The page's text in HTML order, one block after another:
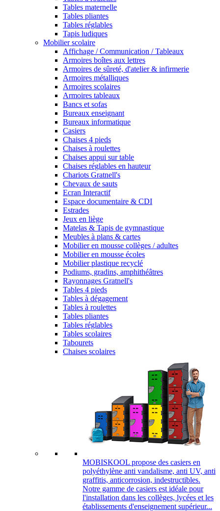
Tables maternelle
Tables pliantes
Tables réglables
Tapis ludiques
Mobilier scolaire
Affichage / Communication / Tableaux
Armoires boîtes aux lettres
Armoires de sûreté, d'atelier & infirmerie
Armoires métalliques
Armoires scolaires
Armoires tableaux
Bancs et sofas
Bureaux enseignant
Bureaux informatique
Casiers
Chaises 4 pieds
Chaises à roulettes
Chaises appui sur table
Chaises réglables en hauteur
Chariots Gratnell's
Chevaux de sauts
Ecran Interactif
Espace documentaire & CDI
Estrades
Jeux en liège
Matelas & Tapis de gymnastique
Meubles à plans & cartes
Mobilier en mousse collèges / adultes
Mobilier en mousse écoles
Mobilier plastique recyclé
Podiums, gradins, amphithéâtres
Rayonnages Gratnell's
Tables 4 pieds
Tables à dégagement
Tables à roulettes
Tables pliantes
Tables réglables
Tables scolaires
Tabourets
Chaises scolaires
MOBISKOOL propose des casiers en
polyéthylène anti vandalisme, anti UV, anti
graffitis, anticorrosion, indestructibles.
Notre gamme de casiers est idéale pour
l'installation dans les collèges, lycées et les
établissements d'enseignement supérieur...